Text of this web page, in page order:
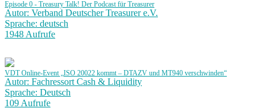
Episode 0 - Treasury Talk! Der Podcast für Treasurer
Autor: Verband Deutscher Treasurer e.V.
Sprache: deutsch
1948 Aufrufe
VDT Online-Event „ISO 20022 kommt – DTAZV und MT940 verschwinden“
Autor: Fachressort Cash & Liquidity
Sprache: Deutsch
109 Aufrufe